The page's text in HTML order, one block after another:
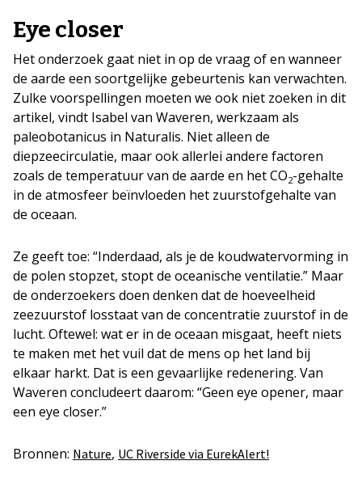
Eye closer
Het onderzoek gaat niet in op de vraag of en wanneer
de aarde een soortgelijke gebeurtenis kan verwachten.
Zulke voorspellingen moeten we ook niet zoeken in dit
artikel, vindt Isabel van Waveren, werkzaam als
paleobotanicus in Naturalis. Niet alleen de
diepzeecirculatie, maar ook allerlei andere factoren
zoals de temperatuur van de aarde en het CO2-gehalte
in de atmosfeer beïnvloeden het zuurstofgehalte van
de oceaan.
Ze geeft toe: “Inderdaad, als je de koudwatervorming in
de polen stopzet, stopt de oceanische ventilatie.” Maar
de onderzoekers doen denken dat de hoeveelheid
zeezuurstof losstaat van de concentratie zuurstof in de
lucht. Oftewel: wat er in de oceaan misgaat, heeft niets
te maken met het vuil dat de mens op het land bij
elkaar harkt. Dat is een gevaarlijke redenering. Van
Waveren concludeert daarom: “Geen eye opener, maar
een eye closer.”
Bronnen: Nature, UC Riverside via EurekAlert!